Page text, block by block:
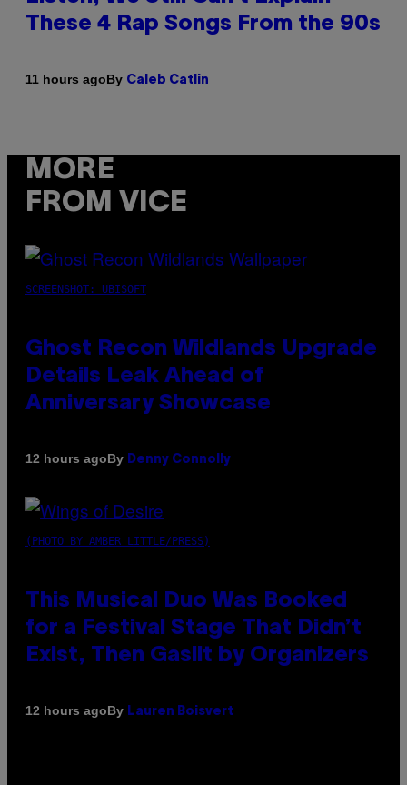
These 4 Rap Songs From the 90s
11 hours agoBy Caleb Catlin
MORE
FROM VICE
SCREENSHOT: UBISOFT
Ghost Recon Wildlands Upgrade
Details Leak Ahead of
Anniversary Showcase
12 hours agoBy Denny Connolly
(PHOTO BY AMBER LITTLE/PRESS)
This Musical Duo Was Booked
for a Festival Stage That Didn’t
Exist, Then Gaslit by Organizers
12 hours agoBy Lauren Boisvert